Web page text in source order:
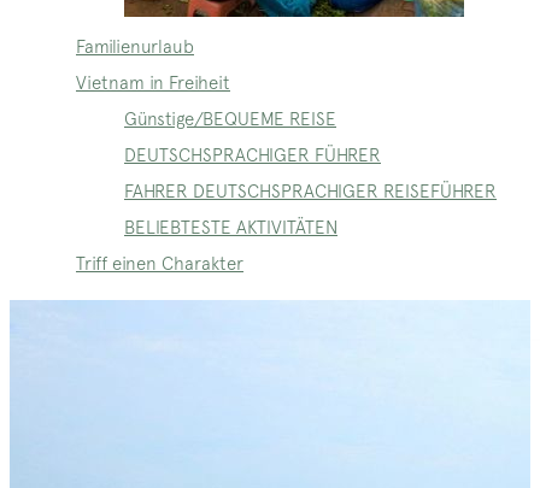
Familienurlaub
Vietnam in Freiheit
Günstige/BEQUEME REISE
DEUTSCHSPRACHIGER FÜHRER
FAHRER DEUTSCHSPRACHIGER REISEFÜHRER
BELIEBTESTE AKTIVITÄTEN
Triff einen Charakter